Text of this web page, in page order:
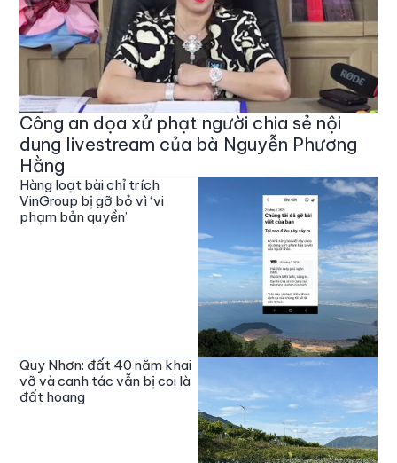
Công an dọa xử phạt người chia sẻ nội
dung livestream của bà Nguyễn Phương
Hằng
Hàng loạt bài chỉ trích
VinGroup bị gỡ bỏ vì ‘vi
phạm bản quyền’
Quy Nhơn: đất 40 năm khai
vỡ và canh tác vẫn bị coi là
đất hoang